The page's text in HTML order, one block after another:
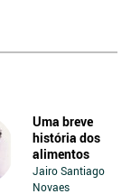
Uma breve
história dos
alimentos
Jairo Santiago
Novaes